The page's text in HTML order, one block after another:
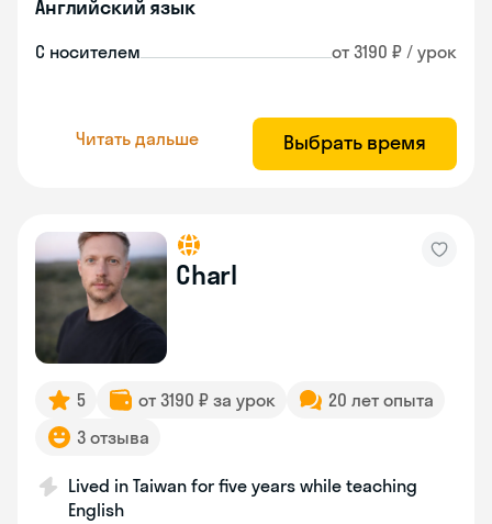
Английский язык
С носителем от 3190 ₽ / урок
Читать дальше Выбрать время
Charl
5 от 3190 ₽ за урок
20 лет опыта
3 отзыва
Lived in Taiwan for five years while teaching
English